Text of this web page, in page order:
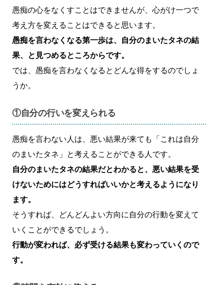
愚痴の心をなくすことはできませんが、心がけ一つで
考え方を変えることはできると思います。
愚痴を言わなくなる第一歩は、自分のまいたタネの結
果、と見つめるところからです。
では、愚痴を言わなくなるとどんな得をするのでしょ
うか。
①自分の行いを変えられる
愚痴を言わない人は、悪い結果が来ても「これは自分
のまいたタネ」と考えることができる人です。
自分のまいたタネの結果だとわかると、悪い結果を受
けないためにはどうすればいいかと考えるようになり
ます。
そうすれば、どんどんよい方向に自分の行動を変えて
いくことができるでしょう。
行動が変われば、必ず受ける結果も変わっていくので
す。